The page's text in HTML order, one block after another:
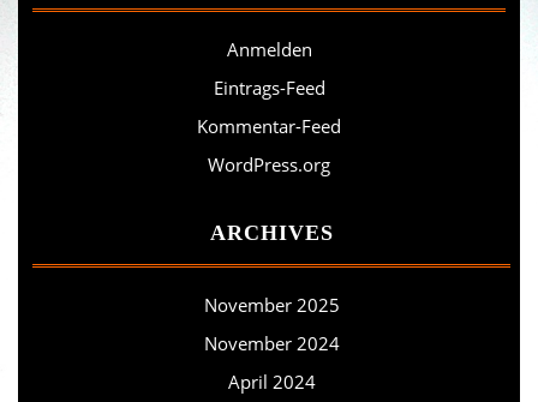
Anmelden
Eintrags-Feed
Kommentar-Feed
WordPress.org
ARCHIVES
November 2025
November 2024
April 2024